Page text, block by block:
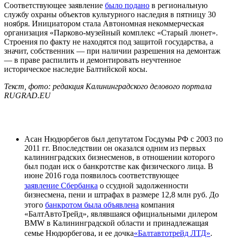
Соответствующее заявление было подано в региональную
службу охраны объектов культурного наследия в пятницу 30
ноября. Инициатором стала Автономная некоммерческая
организация «Парково-музейный комплекс «Старый люнет».
Строения по факту не находятся под защитой государства, а
значит, собственник — при наличии разрешения на демонтаж
— в праве распилить и демонтировать неучтенное
историческое наследие Балтийской косы.
Текст, фото: редакция Калининградского делового портала
RUGRAD.EU
Асан Нюдюрбегов был депутатом Госдумы РФ с 2003 по
2011 гг. Впоследствии он оказался одним из первых
калининградских бизнесменов, в отношении которого
был подан иск о банкротстве как физического лица. В
июне 2016 года появилось соответствующее
заявление Сбербанка о ссудной задолженности
бизнесмена, пени и штрафах в размере 12,8 млн руб. До
этого банкротом была объявлена компания
«БалтАвтоТрейд», являвшаяся официальными дилером
BMW в Калининградской области и принадлежащая
семье Нюдюрбегова, и ее дочка«Балтавтотрейд ЛТД».